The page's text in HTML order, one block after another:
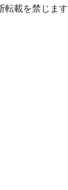
転載を禁じます